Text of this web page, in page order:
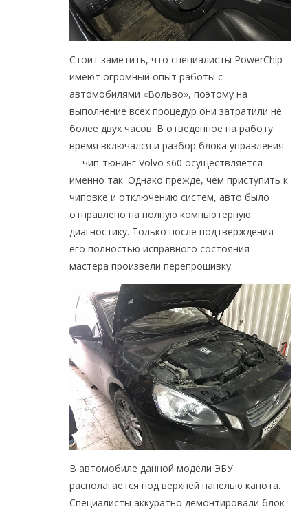
Стоит заметить, что специалисты PowerChip
имеют огромный опыт работы с
автомобилями «Вольво», поэтому на
выполнение всех процедур они затратили не
более двух часов. В отведенное на работу
время включался и разбор блока управления
— чип-тюнинг Volvo s60 осуществляется
именно так. Однако прежде, чем приступить к
чиповке и отключению систем, авто было
отправлено на полную компьютерную
диагностику. Только после подтверждения
его полностью исправного состояния
мастера произвели перепрошивку.
В автомобиле данной модели ЭБУ
располагается под верхней панелью капота.
Специалисты аккуратно демонтировали блок